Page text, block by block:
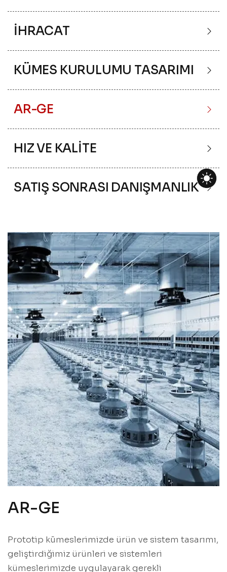
İHRACAT
KÜMES KURULUMU TASARIMI
AR-GE
HIZ VE KALİTE
SATIŞ SONRASI DANIŞMANLIK
AR-GE
Prototip kūmeslerimizde ürün ve sistem tasarımı,
geliştirdiğimiz ürünleri ve sistemleri
kümeslerimizde uygulayarak gerekli